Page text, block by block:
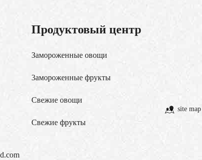
Продуктовый центр
Замороженные овощи
3амороженные фрукты
Свежие овощи
Cвежие фрукты
site map